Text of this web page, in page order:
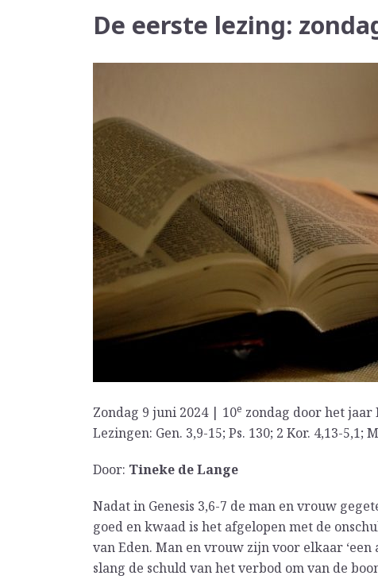
De eerste lezing:
Zondag 9 juni 2024 | 10e zondag door het jaar
Lezingen: Gen. 3,9-15; Ps. 130; 2 Kor. 4,13-5,1;
Door: Tineke de Lange
Nadat in Genesis 3,6-7 de man en vrouw
goed en kwaad is het afgelopen met de
van Eden. Man en vrouw zijn voor elkaar
slang de schuld van het verbod om van de